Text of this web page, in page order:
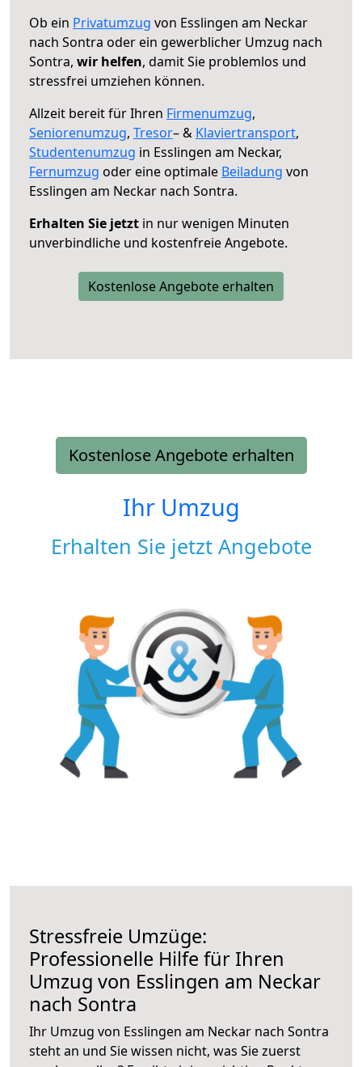
Ob ein Privatumzug von Esslingen am Neckar
nach Sontra oder ein gewerblicher Umzug nach
Sontra, wir helfen, damit Sie problemlos und
stressfrei umziehen können.
Allzeit bereit für Ihren Firmenumzug,
Seniorenumzug, Tresor– & Klaviertransport,
Studentenumzug in Esslingen am Neckar,
Fernumzug oder eine optimale Beiladung von
Esslingen am Neckar nach Sontra.
Erhalten Sie jetzt in nur wenigen Minuten
unverbindliche und kostenfreie Angebote.
Kostenlose Angebote erhalten
Kostenlose Angebote erhalten
Ihr Umzug
Erhalten Sie jetzt Angebote
Stressfreie Umzüge:
Professionelle Hilfe für Ihren
Umzug von Esslingen am Neckar
nach Sontra
Ihr Umzug von Esslingen am Neckar nach Sontra
steht an und Sie wissen nicht, was Sie zuerst